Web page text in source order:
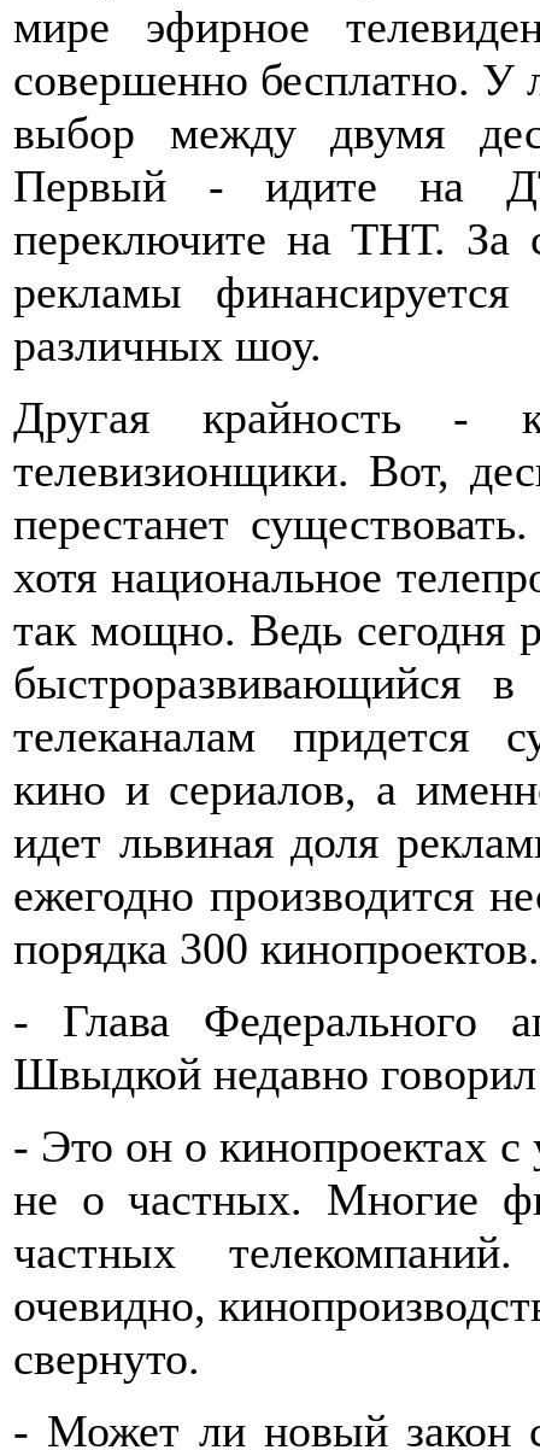
мире эфирное
совершенно бесплатно. У
выбор между двумя
Первый - идите на
переключите на ТНТ. За
рекламы финансируется
различных шоу.
Другая крайность -
телевизионщики. Вот,
перестанет
хотя национальное
так мощно. Ведь сегодня
быстроразвивающийся
телеканалам придется
кино и сериалов, а
идет львиная доля
ежегодно производится
порядка 300 кинопроектов.
- Глава Федерального
Швыдкой недавно
- Это он о кинопроектах с
не о частных. Многие
частных
очевидно,
свернуто.
- Может ли новый закон